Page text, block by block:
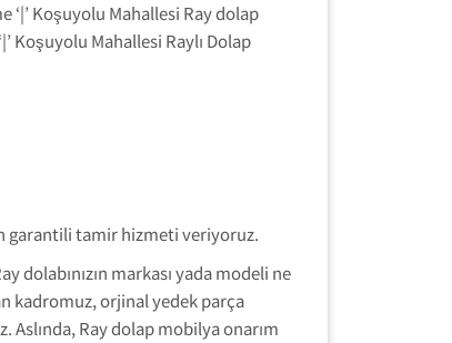
‘|’ Koşuyolu Mahallesi Ray dolap
Koşuyolu Mahallesi Raylı Dolap
garantili tamir hizmeti veriyoruz.
dolabınızın markası yada modeli ne
kadromuz, orjinal yedek parça
Aslında, Ray dolap mobilya onarım